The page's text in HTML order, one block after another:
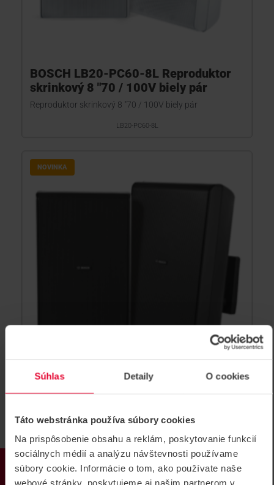
Súhlas Detaily O cookies
Táto webstránka používa súbory cookies
Na prispôsobenie obsahu a reklám, poskytovanie funkcií
sociálnych médií a analýzu návštevnosti používame
súbory cookie. Informácie o tom, ako používate naše
webové stránky, poskytujeme aj našim partnerom v
BOSCH LB20-PC60-8L Reproduktor
skrinkový 8 "70 / 100V biely pár
Reproduktor skrinkový 8 "70 / 100V biely pár
LB20-PC60-8L
NOVINKA
BOSCH LB20-PC60-8D Reproduktor
Reproduktor skrinkový 8 "70 / 100V čierny pár
LB20-PC60-8D